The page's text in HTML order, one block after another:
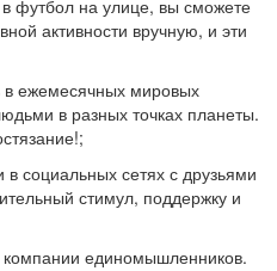
футбол на улице, вы сможете
активности вручную, и эти
в ежемесячных мировых
в разных точках планеты.
в социальных сетях с друзьями
стимул, поддержку и
единомышленников.